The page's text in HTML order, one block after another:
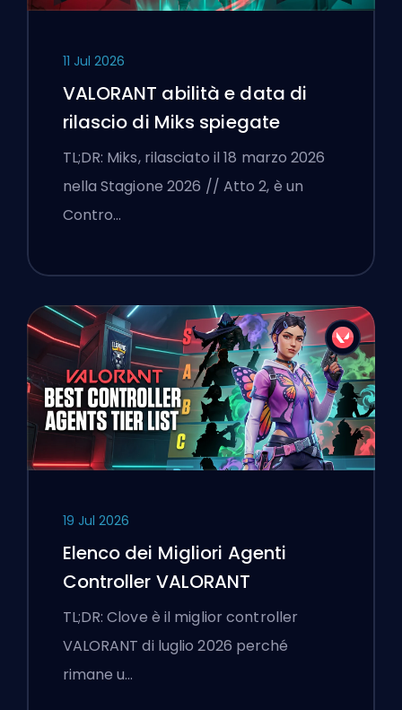
11 Jul 2026
VALORANT abilità e data di
rilascio di Miks spiegate
TL;DR: Miks, rilasciato il 18 marzo 2026
nella Stagione 2026 // Atto 2, è un
Contro…
19 Jul 2026
Elenco dei Migliori Agenti
Controller VALORANT
TL;DR: Clove è il miglior controller
VALORANT di luglio 2026 perché
rimane u…